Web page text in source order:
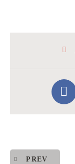
PREV